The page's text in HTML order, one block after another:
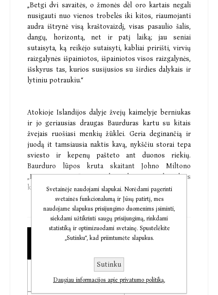
„Betgi dvi savaitės, o žmonės dėl oro kartais negali
nusigauti nuo vienos trobelės iki kitos, riaumojanti
audra ištrynė visą kraštovaizdį, visas pasaulio šalis,
dangų, horizontą, net ir patį laiką; jau seniai
sutaisyta, ką reikėjo sutaisyti, kabliai pririšti, virvių
raizgalynės išpainiotos, išpainiotos visos raizgalynės,
išskyrus tas, kurios susijusios su širdies dalykais ir
lytiniu potraukiu.“
Atokioje Islandijos dalyje žvejų kaimelyje berniukas
ir jo geriausias draugas Baurduras kartu su kitais
žvejais ruošiasi menkių žūklei. Geria deginančią ir
juodą it tamsiausia naktis kavą, nykščiu storai tepa
sviesto ir kepenų pašteto ant duonos riekių.
Baurduro lūpos kruta skaitant Johno Miltono
„Prarastąjį rojų“. Berniukas draugą stebi akies
krašteliu ir jį užlieja šiluma.
Netrukus šeši vyrai leisis į Arkties vandenyną, ilgas
valandas irkluos lediniame valties karste, ilgiau už
patį laiką lauks, kol užkibs žuvys. O Baurduras
susikeiks supratęs, jog buvo taip susitelkęs
susitelkęs, kad pamiršo odinę tuniką, apsaugančią
nuo vėjo ir šalčio. Gelbstinčią nuo mirties.
Popierinė knyga
€11,05
Svetainėje naudojami slapukai. Norėdami pagerinti
svetainės funkcionalumą ir Jūsų patirtį, mes
naudojame slapukus prisijungimo duomenims įsiminti,
siekdami užtikrinti saugų prisijungimą, rinkdami
statistiką ir optimizuodami svetainę. Spustelėkite
„Sutinku“, kad priimtumėte slapukus.
Sutinku
Daugiau informacijos apie privatumo politiką.